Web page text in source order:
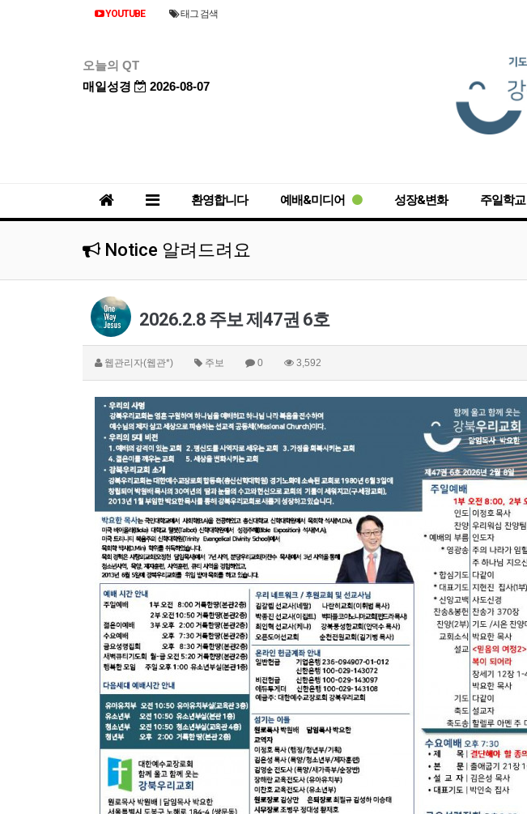
YOUTUBE 태그 검색
오늘의 QT
매일성경
2026-08-07
환영합니다 예배&미디어 성장&변화 주일학교
Notice 알려드려요
2026.2.8 주보 제47권 6호
웹관리자(웹관*) 주보 0 3,592